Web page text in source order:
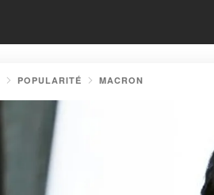
POPULARITÉ MACRON